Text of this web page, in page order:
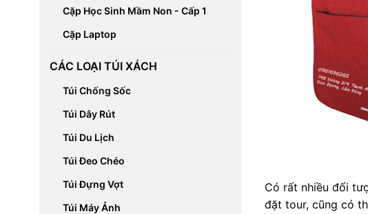
Cặp Học Sinh Mầm Non - Cấp 1
Cặp Laptop
CÁC LOẠI TÚI XÁCH
Túi Chống Sốc
Túi Dây Rút
Túi Du Lịch
Túi Đeo Chéo
Túi Đựng Vợt
Túi Máy Ảnh
Có rất nhiều đối
đặt tour, cũng có